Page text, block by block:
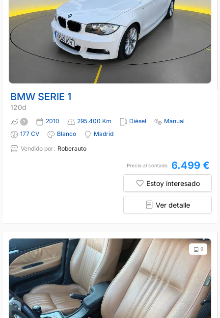
BMW SERIE 1
120d
2010 295.400 Km Diésel
Manual
177 CV
Blanco
Madrid
Vendido por: Roberauto
Precio al contado 6.499 €
Estoy interesado
Ver detalle
9